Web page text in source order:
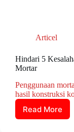
Articel
Hindari 5
Mortar
Penggunaan
hasil konstruksi
Read More